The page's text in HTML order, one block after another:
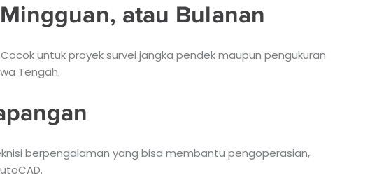
atau Bulanan
untuk proyek survei jangka pendek maupun pengukuran
Tengah.
berpengalaman yang bisa membantu pengoperasian,